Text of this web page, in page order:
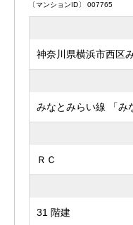
〔マンションID〕 007765
神奈川県横浜市西区
みなとみらい線 「み
ＲＣ
31 階建